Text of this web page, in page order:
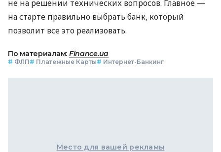
не на решении технических вопросов. Главное —
на старте правильно выбрать банк, который
позволит все это реализовать.
По материалам: Finance.ua
# ФЛП# Платежные Карты# Интернет-Банкинг
Место для вашей рекламы